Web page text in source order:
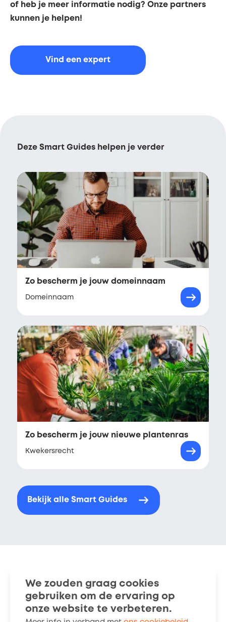
of heb je meer informatie nodig? Onze partners
kunnen je helpen!
Vind een expert
Deze Smart Guides helpen je verder
Zo bescherm je jouw domeinnaam
Domeinnaam
Zo bescherm je jouw nieuwe plantenras
Kwekersrecht
Bekijk alle Smart Guides
Smart Guides Stories
We zouden graag cookies
gebruiken om de ervaring op
onze website te verbeteren.